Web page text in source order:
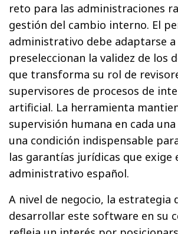
reto para las administraciones
gestión del cambio interno. El
administrativo debe adaptarse
preseleccionan la validez de los
que transforma su rol de
supervisores de procesos de
artificial. La herramienta
supervisión humana en cada
una condición indispensable
las garantías jurídicas que exige
administrativo español.
A nivel de negocio, la estrategia
desarrollar este software en su